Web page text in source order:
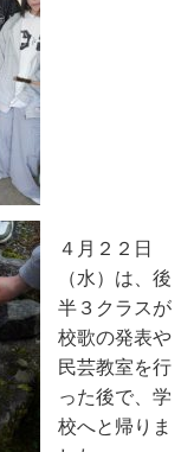
４月２２日
（水）は、後
半３クラスが
校歌の発表や
民芸教室を行
った後で、学
校へと帰りま